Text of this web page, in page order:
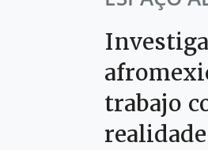
trabajo